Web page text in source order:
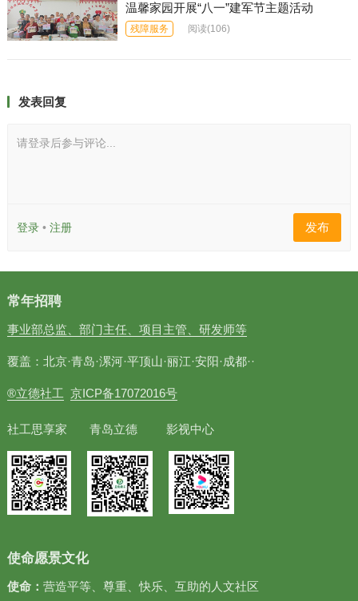
温馨家园开展“八一”建军节主题活动
残障服务 阅读(106)
发表回复
请登录后参与评论...
登录• 注册 发布
常年招聘
事业部总监、部门主任、项目主管、研发师等
覆盖：北京·青岛·漯河·平顶山·丽江·安阳·成都··
®立德社工 京ICP备17072016号
社工思享家 青岛立德 影视中心
使命愿景文化
使命： 营造平等、尊重、快乐、互助的人文社区